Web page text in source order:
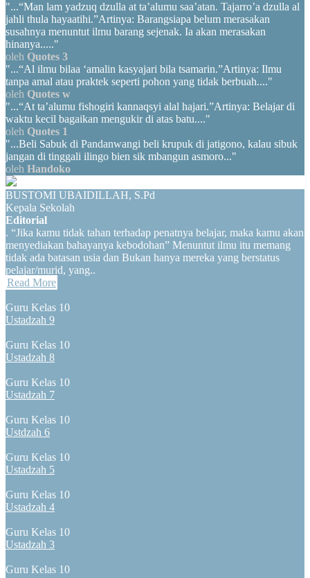
"...“Man lam yadzuq dzulla at ta’alumu saa’atan. Tajarro’a dzulla al
jahli thula hayaatihi.”Artinya: Barangsiapa belum merasakan
susahnya menuntut ilmu barang sejenak. Ia akan merasakan
hinanya....."
oleh Quotes 3
"...“Al ilmu bilaa ‘amalin kasyajari bila tsamarin.”Artinya: Ilmu
tanpa amal atau praktek seperti pohon yang tidak berbuah...."
oleh Quotes w
"...“At ta’alumu fishogiri kannaqsyi alal hajari.”Artinya: Belajar di
waktu kecil bagaikan mengukir di atas batu...."
oleh Quotes 1
"...Beli Sabuk di Pandanwangi beli krupuk di jatigono, kalau sibuk
jangan di tinggali ilingo bien sik mbangun asmoro..."
oleh Handoko
BUSTOMI UBAIDILLAH, S.Pd
Kepala Sekolah
Editorial
. “Jika kamu tidak tahan terhadap penatnya belajar, maka kamu akan
menyediakan bahayanya kebodohan” Menuntut ilmu itu memang
tidak ada batasan usia dan Bukan hanya mereka yang berstatus
pelajar/murid, yang..
Read More
Guru Kelas 10
Ustadzah 9
Guru Kelas 10
Ustadzah 8
Guru Kelas 10
Ustadzah 7
Guru Kelas 10
Ustdzah 6
Guru Kelas 10
Ustadzah 5
Guru Kelas 10
Ustadzah 4
Guru Kelas 10
Ustadzah 3
Guru Kelas 10